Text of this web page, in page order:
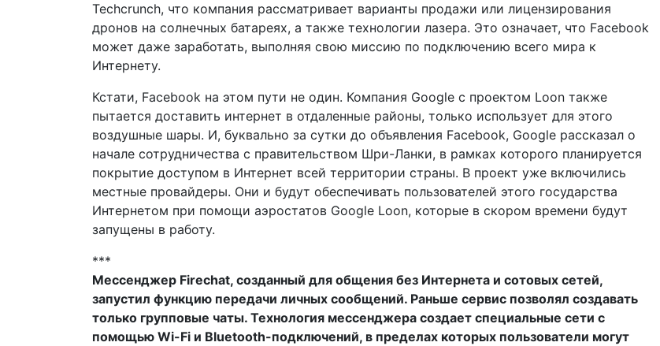
Techcrunch, что компания рассматривает варианты продажи или лицензирования
дронов на солнечных батареях, а также технологии лазера. Это означает, что Facebook
может даже заработать, выполняя свою миссию по подключению всего мира к
Интернету.
Кстати, Facebook на этом пути не один. Компания Google с проектом Loon также
пытается доставить интернет в отдаленные районы, только использует для этого
воздушные шары. И, буквально за сутки до объявления Facebook, Google рассказал о
начале сотрудничества с правительством Шри-Ланки, в рамках которого планируется
покрытие доступом в Интернет всей территории страны. В проект уже включились
местные провайдеры. Они и будут обеспечивать пользователей этого государства
Интернетом при помощи аэростатов Google Loon, которые в скором времени будут
запущены в работу.
***
Мессенджер Firechat, созданный для общения без Интернета и сотовых сетей,
запустил функцию передачи личных сообщений. Раньше сервис позволял создавать
только групповые чаты. Технология мессенджера создает специальные сети с
помощью Wi-Fi и Bluetooth-подключений, в пределах которых пользователи могут